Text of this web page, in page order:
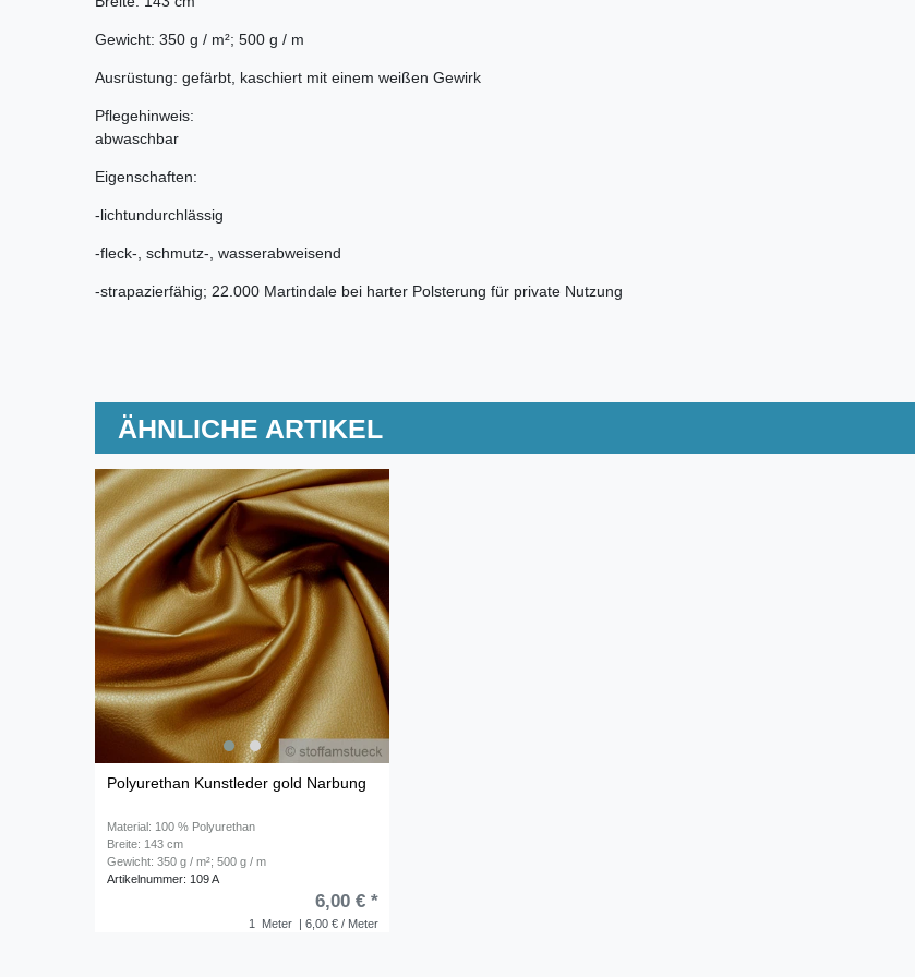
Gewicht: 350 g / m²; 500 g / m
Ausrüstung: gefärbt, kaschiert mit einem weißen Gewirk
Pflegehinweis:
abwaschbar
Eigenschaften:
-lichtundurchlässig
-fleck-, schmutz-, wasserabweisend
-strapazierfähig; 22.000 Martindale bei harter Polsterung für private Nutzung
ÄHNLICHE ARTIKEL
Polyurethan Kunstleder gold Narbung
Material: 100 % Polyurethan
Breite: 143 cm
Gewicht: 350 g / m²; 500 g / m
Artikelnummer: 109 A
1 Meter | 6,00 € / Meter
6,00 € *